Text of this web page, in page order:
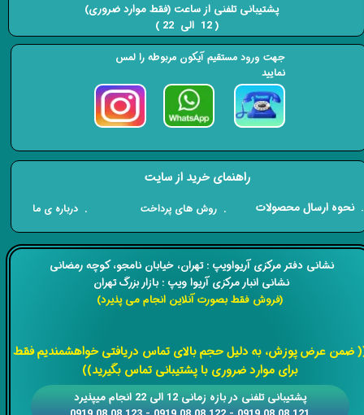
​​نشانی دفتر مرکزی آریواویپ : تهران، خیابان نامجو،کوچه رمضانی
نشانی انبار مرکزی آریوا ویپ : بازار بزرگ تهران
(فروش فقط بصورت آنلاین انجام می پذیرد)
ضمن عرض پوزش، به دلیل حجم بالای تماس دریافتی خواهشمندیم فقط
برای موارد ضروری با پشتیبانی تماس بگیرید))
​​پشتیبانی تلفنی در بازه زمانی 12 الی 22 انجام میپذیرد
راهنمای خرید از سایت
​. نحوه ارسال محصولات . روش های پرداخت . درباره ی ما
​​​​​​​ پشتیبانی تلفنی از ساعت (فقط موارد ضروری)
( 12 الی 22 ) ​​​​​​​
جهت ورود مستقیم آیکون مربوطه را لمس
نمایید